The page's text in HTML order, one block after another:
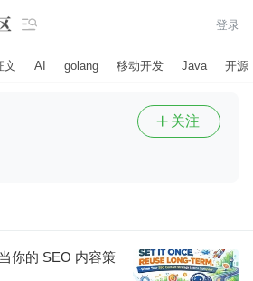
 登录
文 AI golang 移动开发 Java 开源
 关注
你的 SEO 内容策